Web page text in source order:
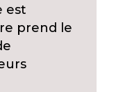
est
prend le